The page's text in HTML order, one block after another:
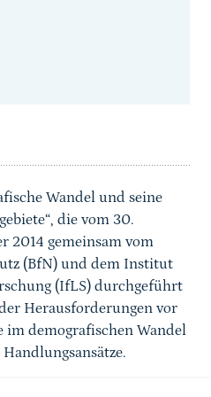
Wandel und seine
die vom 30.
2014 gemeinsam vom
(BfN) und dem Institut
(IfLS) durchgeführt
Herausforderungen vor
im demografischen Wandel